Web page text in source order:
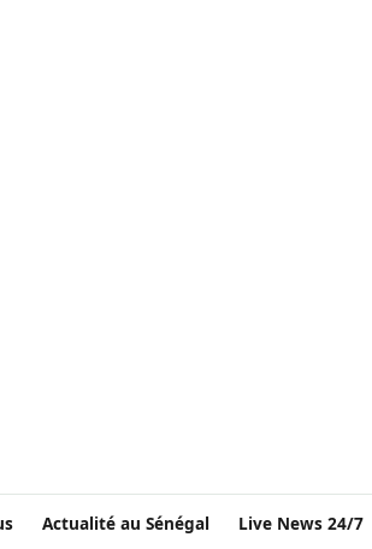
Actualité au Sénégal Live News 24/7